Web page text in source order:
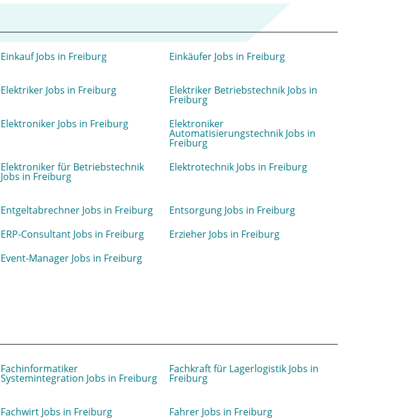
Einkauf Jobs in Freiburg Einkäufer Jobs in Freiburg
Elektriker Jobs in Freiburg Elektriker Betriebstechnik Jobs in
Freiburg
Elektroniker Jobs in Freiburg Elektroniker
Automatisierungstechnik Jobs in
Freiburg
Elektroniker für Betriebstechnik
Jobs in Freiburg
Elektrotechnik Jobs in Freiburg
Entgeltabrechner Jobs in Freiburg
Entsorgung Jobs in Freiburg
ERP-Consultant Jobs in Freiburg
Erzieher Jobs in Freiburg
Event-Manager Jobs in Freiburg
Fachinformatiker
Systemintegration Jobs in Freiburg
Fachkraft für Lagerlogistik Jobs in
Freiburg
Fachwirt Jobs in Freiburg Fahrer Jobs in Freiburg